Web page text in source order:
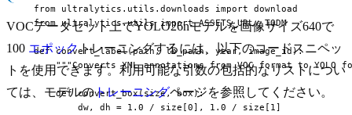
  from ultralytics.utils.downloads import download
  from ultralytics.utils import ASSETS_URL, TQDM
  def convert_label(path, lb_path, year, image_id):
"""Converts XML annotations from VOC format to YOLO
      def convert_box(size, box):
          dw, dh = 1.0 / size[0], 1.0 / size[1]
VOCデータセット上でYOLO26nモデルを画像サイズ640で
100 エポックトレーニングするには、以下のコードスニペッ
トを使用できます。利用可能な引数の包括的なリストについ
ては、モデルのトレーニングページを参照してください。